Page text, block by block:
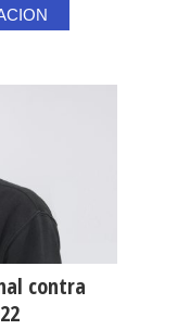
contra